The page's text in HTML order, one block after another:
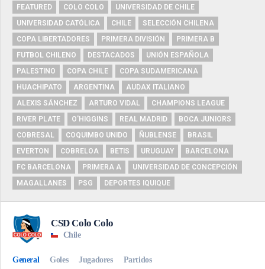
FEATURED COLO COLO
UNIVERSIDAD DE CHILE
UNIVERSIDAD CATÓLICA
CHILE
SELECCIÓN CHILENA
COPA LIBERTADORES
PRIMERA DIVISIÓN
PRIMERA B
FUTBOL CHILENO
DESTACADOS
UNIÓN ESPAÑOLA
PALESTINO
COPA CHILE
COPA SUDAMERICANA
HUACHIPATO
ARGENTINA
AUDAX ITALIANO
ALEXIS SÁNCHEZ
ARTURO VIDAL
CHAMPIONS LEAGUE
RIVER PLATE
O'HIGGINS REAL MADRID
BOCA JUNIORS
COBRESAL
COQUIMBO UNIDO ÑUBLENSE
BRASIL
EVERTON
COBRELOA BETIS URUGUAY
BARCELONA
FC BARCELONA
PRIMERA A
UNIVERSIDAD DE CONCEPCIÓN
MAGALLANES
PSG DEPORTES IQUIQUE